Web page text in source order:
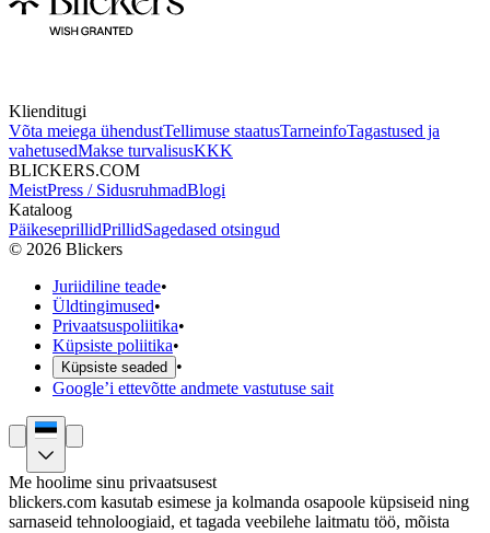
Klienditugi
Võta meiega ühendustTellimuse staatusTarneinfoTagastused ja
vahetusedMakse turvalisusKKK
BLICKERS.COM
MeistPress / SidusruhmadBlogi
Kataloog
PäikeseprillidPrillidSagedased otsingud
© 2026 Blickers
Juriidiline teade•
Üldtingimused•
Privaatsuspoliitika•
Küpsiste poliitika•
Küpsiste seaded
•
Google’i ettevõtte andmete vastutuse sait
Me hoolime sinu privaatsusest
blickers.com kasutab esimese ja kolmanda osapoole küpsiseid ning
sarnaseid tehnoloogiaid, et tagada veebilehe laitmatu töö, mõista